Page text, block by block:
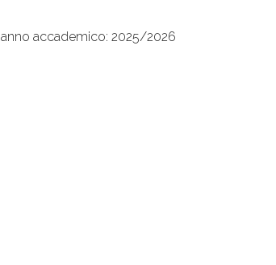
anno accademico: 2025/2026